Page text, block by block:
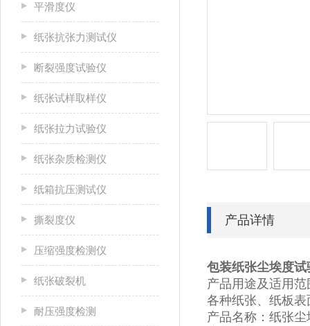
平滑度仪
纸张抗张力测试仪
断裂强度试验仪
纸张试样取样仪
纸张拉力试验仪
纸张杂质检测仪
纸箱抗压测试仪
撕裂度仪
压缩强度检测仪
纸张破裂机
耐压强度检测
产品详情
包装纸张尘埃度试
产品用途及适用
各种纸张、纸板
产品名称： 纸张尘